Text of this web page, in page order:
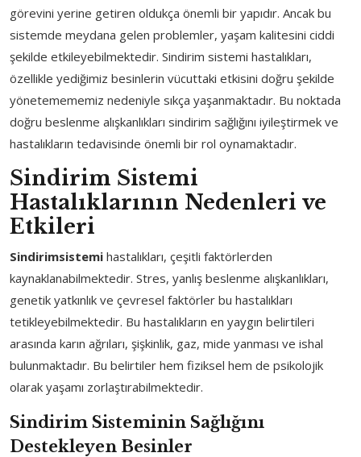
görevini yerine getiren oldukça önemli bir yapıdır. Ancak bu
sistemde meydana gelen problemler, yaşam kalitesini ciddi
şekilde etkileyebilmektedir. Sindirim sistemi hastalıkları,
özellikle yediğimiz besinlerin vücuttaki etkisini doğru şekilde
yönetemememiz nedeniyle sıkça yaşanmaktadır. Bu noktada
doğru beslenme alışkanlıkları sindirim sağlığını iyileştirmek ve
hastalıkların tedavisinde önemli bir rol oynamaktadır.
Sindirim Sistemi
Hastalıklarının Nedenleri ve
Etkileri
Sindirimsistemi hastalıkları, çeşitli faktörlerden
kaynaklanabilmektedir. Stres, yanlış beslenme alışkanlıkları,
genetik yatkınlık ve çevresel faktörler bu hastalıkları
tetikleyebilmektedir. Bu hastalıkların en yaygın belirtileri
arasında karın ağrıları, şişkinlik, gaz, mide yanması ve ishal
bulunmaktadır. Bu belirtiler hem fiziksel hem de psikolojik
olarak yaşamı zorlaştırabilmektedir.
Sindirim Sisteminin Sağlığını
Destekleyen Besinler